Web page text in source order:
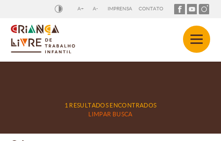
A+ A- IMPRENSA CONTATO
1 RESULTADOS ENCONTRADOS
LIMPAR BUSCA